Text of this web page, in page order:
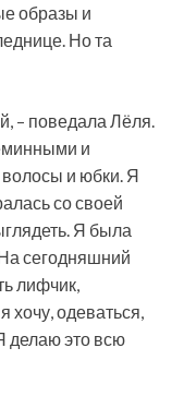
образы и
Но та
– поведала Лёля.
и
и юбки. Я
со своей
Я была
сегодняшний
лифчик,
хочу, одеваться,
делаю это всю